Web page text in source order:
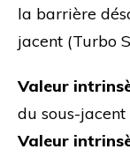
la barrière
jacent (Turbo
Valeur
du sous-
Valeur